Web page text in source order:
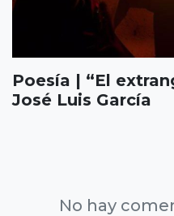
Poesía | “El
José Luis García
No hay